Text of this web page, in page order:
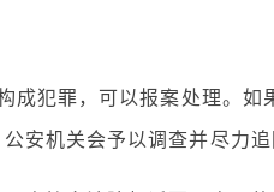
成犯罪，可以报案处理。
安机关会予以调查并尽力追